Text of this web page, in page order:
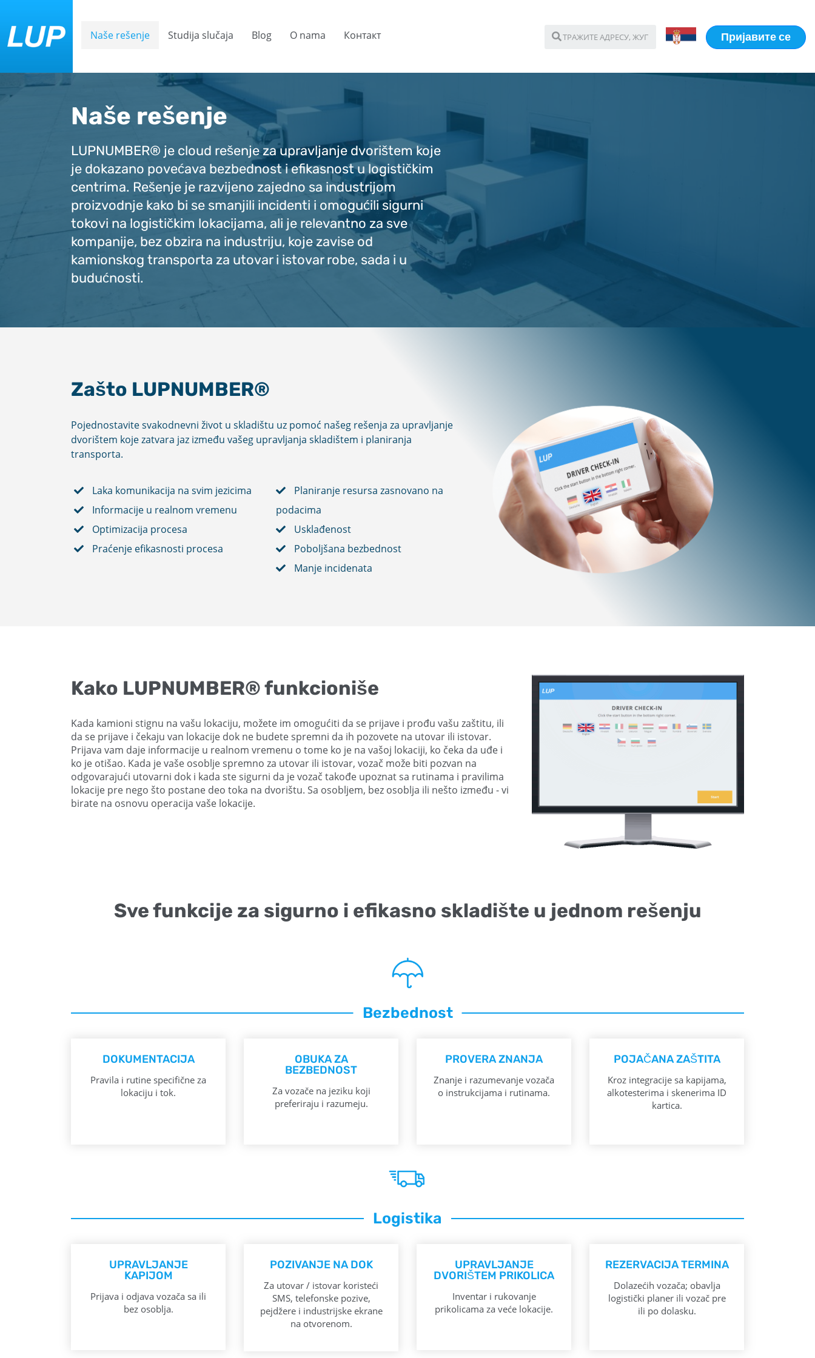
Naše rešenje Studija slučaja Blog O nama Контакт Пријавите се
Naše rešenje
LUPNUMBER® je cloud rešenje za upravljanje dvorištem koje
je dokazano povećava bezbednost i efikasnost u logističkim
centrima. Rešenje je razvijeno zajedno sa industrijom
proizvodnje kako bi se smanjili incidenti i omogućili sigurni
tokovi na logističkim lokacijama, ali je relevantno za sve
kompanije, bez obzira na industriju, koje zavise od
kamionskog transporta za utovar i istovar robe, sada i u
budućnosti.
Zašto LUPNUMBER®
Pojednostavite svakodnevni život u skladištu uz pomoć našeg rešenja za upravljanje
dvorištem koje zatvara jaz između vašeg upravljanja skladištem i planiranja
transporta.
Laka komunikacija na svim jezicima
Informacije u realnom vremenu
Optimizacija procesa
Praćenje efikasnosti procesa
Planiranje resursa zasnovano na
podacima
Usklađenost
Poboljšana bezbednost
Manje incidenata
Kako LUPNUMBER® funkcioniše
Kada kamioni stignu na vašu lokaciju, možete im omogućiti da se prijave i prođu vašu zaštitu, ili
da se prijave i čekaju van lokacije dok ne budete spremni da ih pozovete na utovar ili istovar.
Prijava vam daje informacije u realnom vremenu o tome ko je na vašoj lokaciji, ko čeka da uđe i
ko je otišao. Kada je vaše osoblje spremno za utovar ili istovar, vozač može biti pozvan na
odgovarajući utovarni dok i kada ste sigurni da je vozač takođe upoznat sa rutinama i pravilima
lokacije pre nego što postane deo toka na dvorištu. Sa osobljem, bez osoblja ili nešto između - vi
birate na osnovu operacija vaše lokacije.
Sve funkcije za sigurno i efikasno skladište u jednom rešenju
Bezbednost
DOKUMENTACIJA
Pravila i rutine specifične za
lokaciju i tok.
OBUKA ZA
BEZBEDNOST
Za vozače na jeziku koji
preferiraju i razumeju.
PROVERA ZNANJA
Znanje i razumevanje vozača
o instrukcijama i rutinama.
POJAČANA ZAŠTITA
Kroz integracije sa kapijama,
alkotesterima i skenerima ID
kartica.
Logistika
UPRAVLJANJE
KAPIJOM
Prijava i odjava vozača sa ili
bez osoblja.
POZIVANJE NA DOK
Za utovar / istovar koristeći
SMS, telefonske pozive,
pejdžere i industrijske ekrane
na otvorenom.
UPRAVLJANJE
DVORIŠTEM PRIKOLICA
Inventar i rukovanje
prikolicama za veće lokacije.
REZERVACIJA TERMINA
Dolazećih vozača; obavlja
logistički planer ili vozač pre
ili po dolasku.